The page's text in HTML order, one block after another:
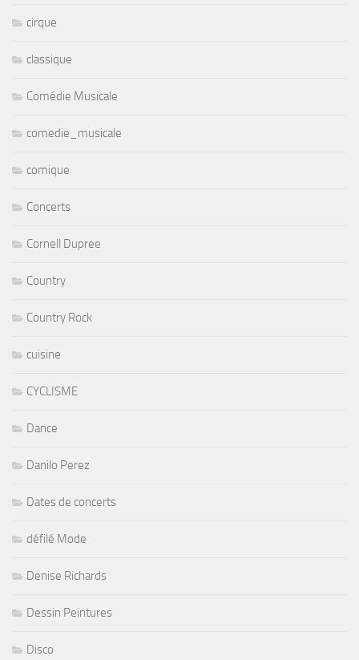
cirque
classique
Comédie Musicale
comedie_musicale
comique
Concerts
Cornell Dupree
Country
Country Rock
cuisine
CYCLISME
Dance
Danilo Perez
Dates de concerts
défilé Mode
Denise Richards
Dessin Peintures
Disco